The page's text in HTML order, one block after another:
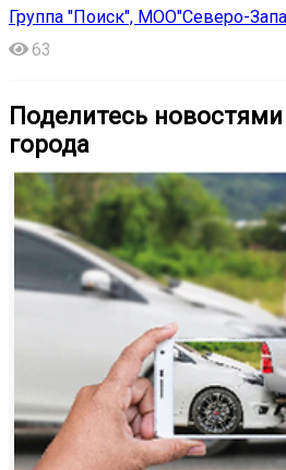
Группа "Поиск", МОО"Северо-
63
Поделитесь
города